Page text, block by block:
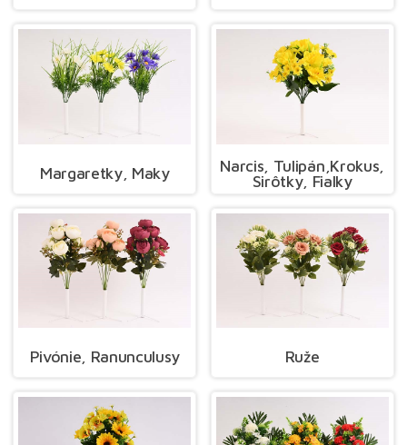
Margaretky, Maky
Narcis, Tulipán,Krokus,
Sirôtky, Fialky
Pivónie, Ranunculusy Ruže